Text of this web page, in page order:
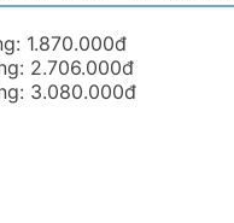
1.870.000đ
2.706.000đ
3.080.000đ